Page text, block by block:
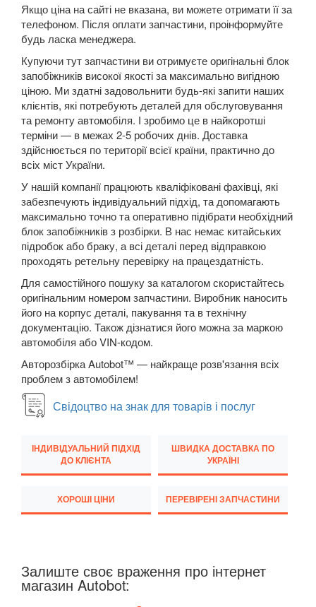
5 Series E61
5 Series F07 GT
5 Series F10
M5 F10
5 Series F11
5 Series G30/G31
5 Series G60/G61/G68
5 Series G60/G61 mHEV
5 Series i5 (G60E/G61E/G68E)
M5 F90
6 Series E63
6 Series E64
M6 E63/E64
6 Series F13
M6 F12/F13/F06
7 Series E38
Якщо ціна на сайті не вказана, ви можете отримати її за
телефоном. Після оплати запчастини, проінформуйте
будь ласка менеджера.
Купуючи тут запчастини ви отримуєте оригінальні блок
запобіжників високої якості за максимально вигідною
ціною. Ми здатні задовольнити будь-які запити наших
клієнтів, які потребують деталей для обслуговування
та ремонту автомобіля. І зробимо це в найкоротші
терміни — в межах 2-5 робочих днів. Доставка
здійснюється по території всієї країни, практично до
всіх міст України.
У нашій компанії працюють кваліфіковані фахівці, які
забезпечують індивідуальний підхід, та допомагають
максимально точно та оперативно підібрати необхідний
блок запобіжників з розбірки. В нас немає китайських
підробок або браку, а всі деталі перед відправкою
проходять ретельну перевірку на працездатність.
Для самостійного пошуку за каталогом скористайтесь
оригінальним номером запчастини. Виробник наносить
його на корпус деталі, пакування та в технічну
документацію. Також дізнатися його можна за маркою
автомобіля або VIN-кодом.
Авторозбірка Autobot™ — найкраще розв'язання всіх
проблем з автомобілем!
Свідоцтво на знак для товарів і послуг
ІНДИВІДУАЛЬНИЙ ПІДХІД
ДО КЛІЄНТА
ШВИДКА ДОСТАВКА ПО
УКРАЇНІ
ХОРОШІ ЦІНИ ПЕРЕВІРЕНІ ЗАПЧАСТИНИ
Залиште своє враження про інтернет
магазин Autobot: